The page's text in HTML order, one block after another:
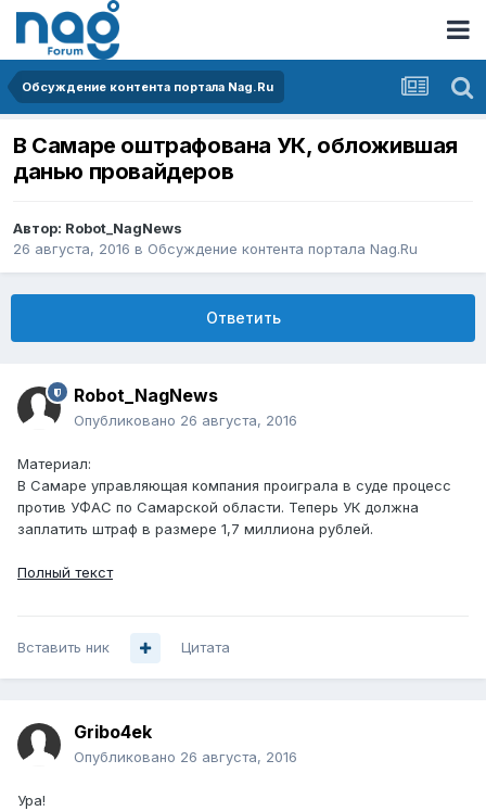
Обсуждение контента портала Nag.Ru
В Самаре оштрафована УК, обложившая
данью провайдеров
Автор: Robot_NagNews
26 августа, 2016 в Обсуждение контента портала Nag.Ru
Ответить
Robot_NagNews
Опубликовано 26 августа, 2016
Материал:
В Самаре управляющая компания проиграла в суде процесс
против УФАС по Самарской области. Теперь УК должна
заплатить штраф в размере 1,7 миллиона рублей.
Полный текст
Вставить ник Цитата
Gribo4ek
Опубликовано 26 августа, 2016
Ура!